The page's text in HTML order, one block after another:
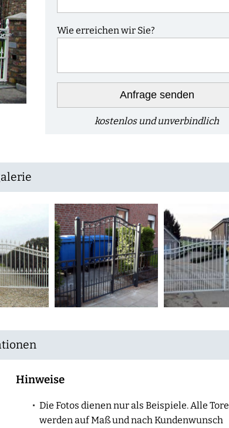
Wie erreichen wir Sie?
Anfrage senden
kostenlos und unverbindlich
Hinweise
Die Fotos dienen nur als Beispiele. Alle Tore
werden auf Maß und nach Kundenwunsch